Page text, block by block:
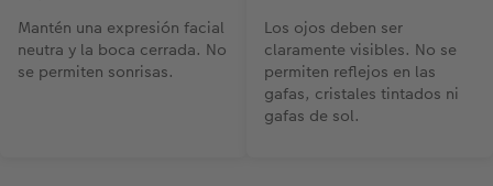
Mantén una expresión facial
neutra y la boca cerrada. No
se permiten sonrisas.
Los ojos deben ser
claramente visibles. No se
permiten reflejos en las
gafas, cristales tintados ni
gafas de sol.